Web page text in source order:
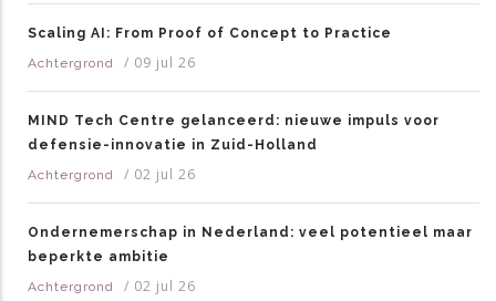
Scaling AI: From Proof of Concept to Practice
Achtergrond
/ 09 jul 26
MIND Tech Centre gelanceerd: nieuwe impuls voor
defensie-innovatie in Zuid-Holland
Achtergrond
/ 02 jul 26
Ondernemerschap in Nederland: veel potentieel maar
beperkte ambitie
Achtergrond
/ 02 jul 26